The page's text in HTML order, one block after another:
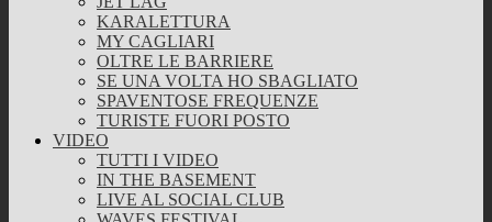
KARALETTURA
MY CAGLIARI
OLTRE LE BARRIERE
SE UNA VOLTA HO SBAGLIATO
SPAVENTOSE FREQUENZE
TURISTE FUORI POSTO
VIDEO
TUTTI I VIDEO
IN THE BASEMENT
LIVE AL SOCIAL CLUB